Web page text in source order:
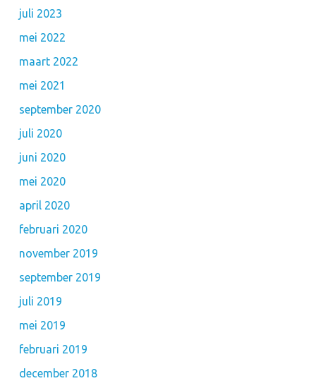
juli 2023
mei 2022
maart 2022
mei 2021
september 2020
juli 2020
juni 2020
mei 2020
april 2020
februari 2020
november 2019
september 2019
juli 2019
mei 2019
februari 2019
december 2018